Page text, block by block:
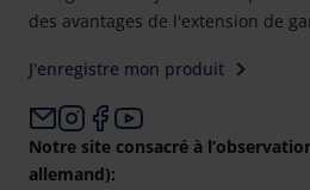
des avantages de l'extension de
J'enregistre mon produit
Notre site consacré à
allemand):